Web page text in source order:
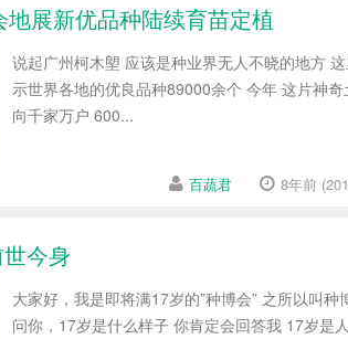
展新优品种陆续育苗定植
说起广州柯木塱 应该是种业界无人不晓的地方
示世界各地的优良品种89000余个 今年 这片神
向千家万户 600...
百蔬君 8年前
今身
大家好，我是即将满17岁的”种博会” 之所以叫
问你，17岁是什么样子 你肯定会回答我 17岁